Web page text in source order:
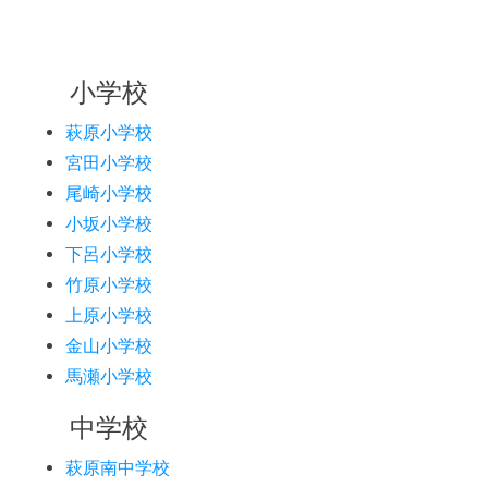
小学校
萩原小学校
宮田小学校
尾崎小学校
小坂小学校
下呂小学校
竹原小学校
上原小学校
金山小学校
馬瀬小学校
中学校
萩原南中学校